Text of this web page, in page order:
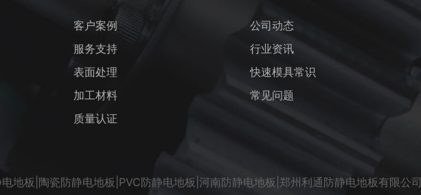
客户案例
服务支持
表面处理
加工材料
质量认证
公司动态
行业资讯
快速模具常识
常见问题
地板|陶瓷防静电地板|PVC防静电地板|河南防静电地板|郑州利通防静电地板有限公司